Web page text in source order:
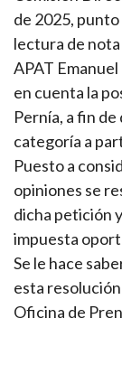
de 2025, punto
lectura de
APAT
en cuenta la
Pernía, a fin
categoría a
Puesto a
opiniones se
dicha petición
impuesta
Se le hace
esta
Oficina de